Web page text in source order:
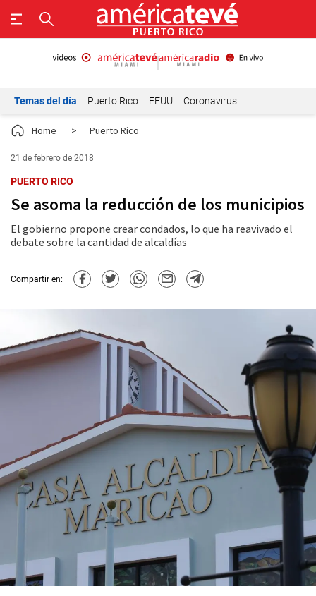
Temas del día Puerto Rico EEUU Coronavirus
Home > Puerto Rico
21 de febrero de 2018
PUERTO RICO
Se asoma la reducción de los municipios
El gobierno propone crear condados, lo que ha reavivado el
debate sobre la cantidad de alcaldías
Compartir en: